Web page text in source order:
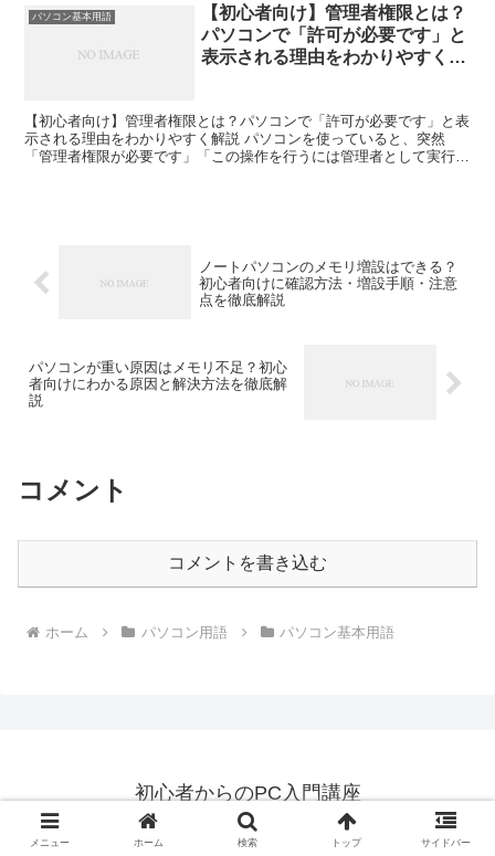
パソコン基本用語
【初心者向け】管理者権限とは？
パソコンで「許可が必要です」と
表示される理由をわかりやすく解
【初心者向け】管理者権限とは？パソコンで「許可が必要です」と表
示される理由をわかりやすく解説 パソコンを使っていると、突然
「管理者権限が必要です」「この操作を行うには管理者として実行し
ノートパソコンのメモリ増設はできる？
初心者向けに確認方法・増設手順・注意
点を徹底解説
パソコンが重い原因はメモリ不足？初心
者向けにわかる原因と解決方法を徹底解
説
コメント
コメントを書き込む
ホーム パソコン用語 パソコン基本用語
初心者からのPC入門講座
© 2018 初心者からのPC入門講座.
メニュー ホーム 検索 トップ サイドバー